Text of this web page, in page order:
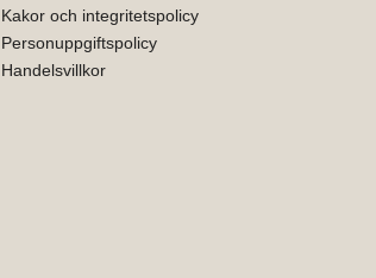
Kakor och integritetspolicy
Personuppgiftspolicy
Handelsvillkor